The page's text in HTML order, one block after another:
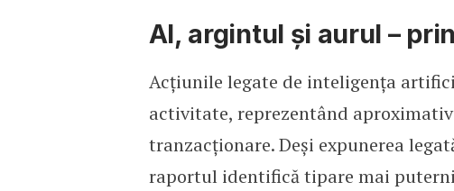
AI, argintul și aurul –
Acțiunile legate de inteligența
activitate, reprezentând
tranzacționare. Deși expunerea
raportul identifică tipare mai